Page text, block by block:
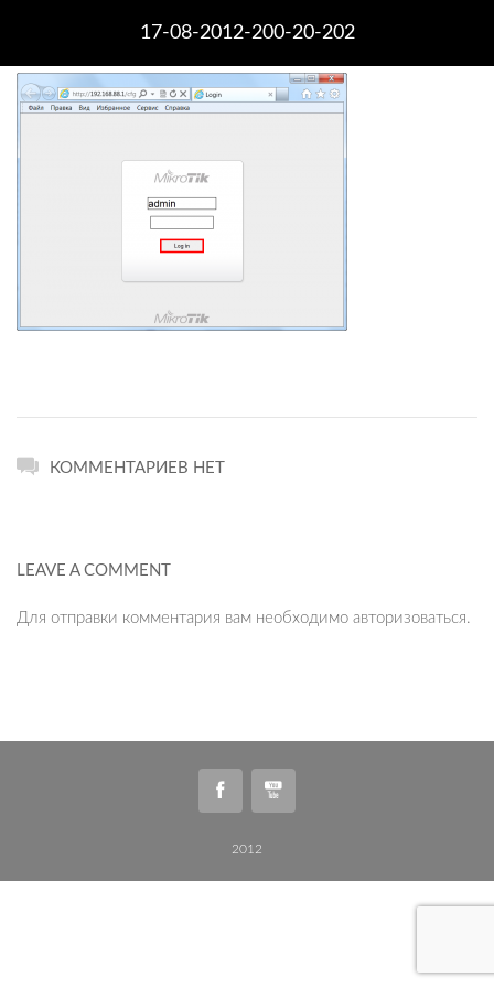
17-08-2012-200-20-202
КОММЕНТАРИЕВ НЕТ
LEAVE A COMMENT
Для отправки комментария вам необходимо авторизоваться.
2012